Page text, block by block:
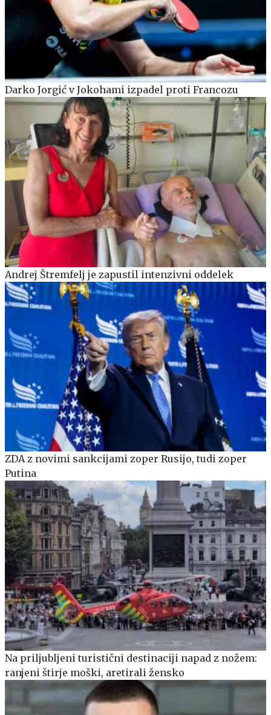
Darko Jorgić v Jokohami izpadel proti Francozu
Andrej Štremfelj je zapustil intenzivni oddelek
ZDA z novimi sankcijami zoper Rusijo, tudi zoper
Putina
Na priljubljeni turistični destinaciji napad z nožem:
ranjeni štirje moški, aretirali žensko